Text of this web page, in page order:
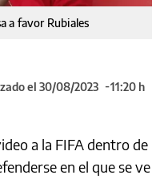
a favor Rubiales
el 30/08/2023
11:20 h
a la FIFA dentro de
en el que se ve